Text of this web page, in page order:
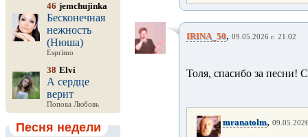
46 jemchujinka
Бесконечная
нежность
(Нюша)
Esprimo
38 Elvi
А сердце
верит
Попова Любовь
Песня недели
IRINA_50, 09.05.2026 г. 21:02
Толя, спасибо за песни!
mranatolm,